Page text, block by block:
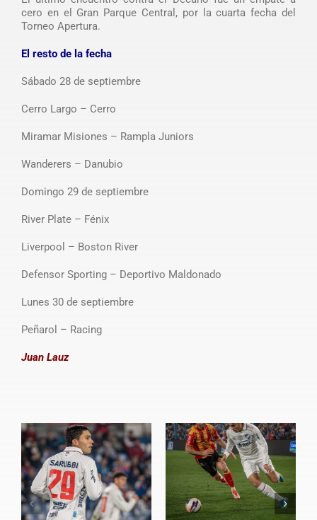
cero en el Gran Parque Central, por la cuarta fecha del
Torneo Apertura.
El resto de la fecha
Sábado 28 de septiembre
Cerro Largo – Cerro
Miramar Misiones – Rampla Juniors
Wanderers – Danubio
Domingo 29 de septiembre
River Plate – Fénix
Liverpool – Boston River
Defensor Sporting – Deportivo Maldonado
Lunes 30 de septiembre
Peñarol – Racing
Juan Lauz